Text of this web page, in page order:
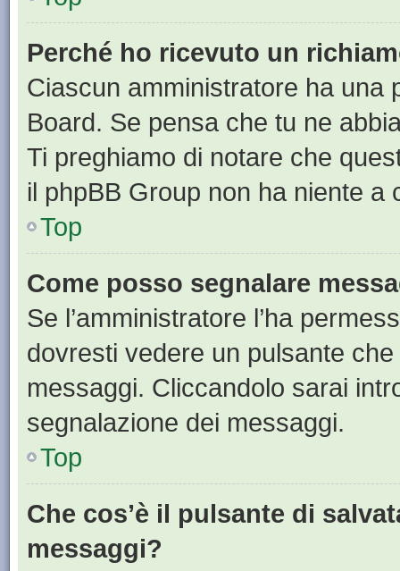
Perché ho ricevuto un
Ciascun amministratore ha una
Board. Se pensa che tu ne
Ti preghiamo di notare che
il phpBB Group non ha niente a
Top
Come posso segnalare
Se l’amministratore l’ha
dovresti vedere un pulsante
messaggi. Cliccandolo sarai
segnalazione dei messaggi.
Top
Che cos’è il pulsante di
messaggi?